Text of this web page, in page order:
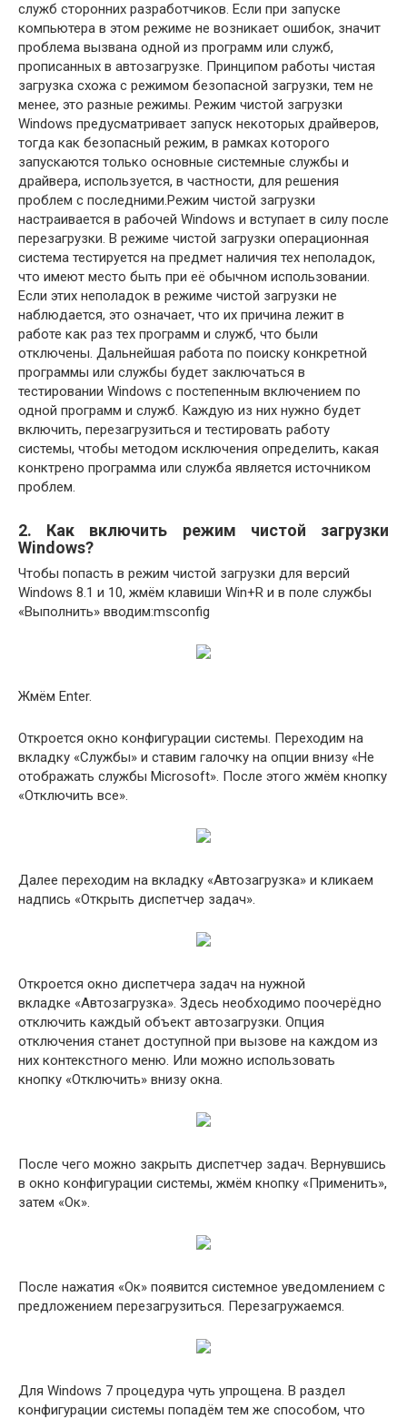
служб сторонних разработчиков. Если при запуске
компьютера в этом режиме не возникает ошибок, значит
проблема вызвана одной из программ или служб,
прописанных в автозагрузке. Принципом работы чистая
загрузка схожа с режимом безопасной загрузки, тем не
менее, это разные режимы. Режим чистой загрузки
Windows предусматривает запуск некоторых драйверов,
тогда как безопасный режим, в рамках которого
запускаются только основные системные службы и
драйвера, используется, в частности, для решения
проблем с последними.Режим чистой загрузки
настраивается в рабочей Windows и вступает в силу после
перезагрузки. В режиме чистой загрузки операционная
система тестируется на предмет наличия тех неполадок,
что имеют место быть при её обычном использовании.
Если этих неполадок в режиме чистой загрузки не
наблюдается, это означает, что их причина лежит в
работе как раз тех программ и служб, что были
отключены. Дальнейшая работа по поиску конкретной
программы или службы будет заключаться в
тестировании Windows с постепенным включением по
одной программ и служб. Каждую из них нужно будет
включить, перезагрузиться и тестировать работу
системы, чтобы методом исключения определить, какая
конктрено программа или служба является источником
проблем.
2. Как включить режим чистой загрузки
Windows?
Чтобы попасть в режим чистой загрузки для версий
Windows 8.1 и 10, жмём клавиши Win+R и в поле службы
«Выполнить» вводим:msconfig
Жмём Enter.
Откроется окно конфигурации системы. Переходим на
вкладку «Службы» и ставим галочку на опции внизу «Не
отображать службы Microsoft». После этого жмём кнопку
«Отключить все».
Далее переходим на вкладку «Автозагрузка» и кликаем
надпись «Открыть диспетчер задач».
Откроется окно диспетчера задач на нужной
вкладке «Автозагрузка». Здесь необходимо поочерёдно
отключить каждый объект автозагрузки. Опция
отключения станет доступной при вызове на каждом из
них контекстного меню. Или можно использовать
кнопку «Отключить» внизу окна.
После чего можно закрыть диспетчер задач. Вернувшись
в окно конфигурации системы, жмём кнопку «Применить»,
затем «Ок».
После нажатия «Ок» появится системное уведомлением с
предложением перезагрузиться. Перезагружаемся.
Для Windows 7 процедура чуть упрощена. В раздел
конфигурации системы попадём тем же способом, что